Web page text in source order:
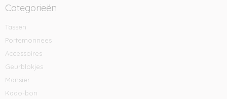
Categorieën
Tassen
Portemonnees
Accessoires
Geurblokjes
Mansier
Kado-bon